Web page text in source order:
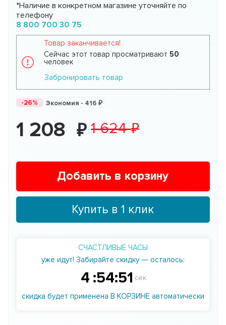
*Наличие в конкретном магазине уточняйте по
телефону
8 800 700 30 75
Товар заканчивается!
Сейчас этот товар просматривают50
человек
Забронировать товар
-26% Экономия - 416
1 208 1 624
Добавить в корзину
Купить в 1 клик
СЧАСТЛИВЫЕ ЧАСЫ
уже идут! Забирайте скидку — осталось:
4 :54:50 сек
скидка будет применена В КОРЗИНЕ автоматически